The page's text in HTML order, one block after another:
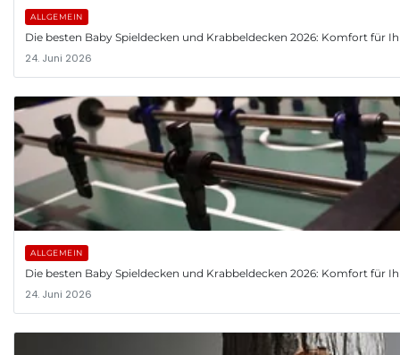
ALLGEMEIN
Die besten Baby Spieldecken und Krabbeldecken 2026: Komfort für
24. Juni 2026
ALLGEMEIN
Die besten Baby Spieldecken und Krabbeldecken 2026: Komfort für
24. Juni 2026